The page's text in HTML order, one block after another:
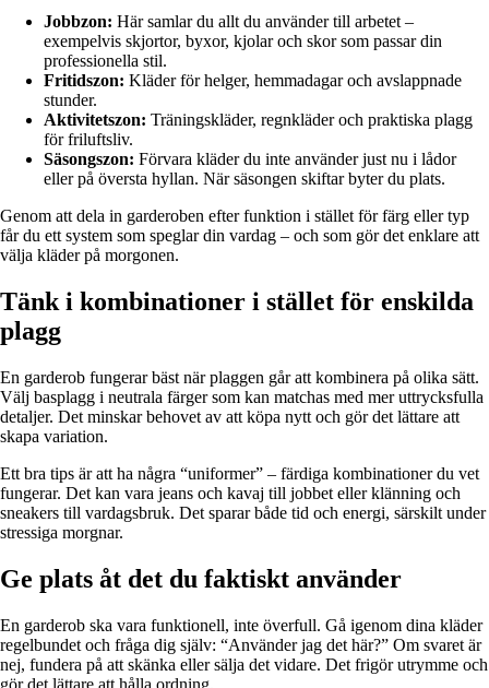
Jobbzon: Här samlar du allt du använder till arbetet –
exempelvis skjortor, byxor, kjolar och skor som passar din
professionella stil.
Fritidszon: Kläder för helger, hemmadagar och avslappnade
stunder.
Aktivitetszon: Träningskläder, regnkläder och praktiska plagg
för friluftsliv.
Säsongszon: Förvara kläder du inte använder just nu i lådor
eller på översta hyllan. När säsongen skiftar byter du plats.
Genom att dela in garderoben efter funktion i stället för färg eller typ
får du ett system som speglar din vardag – och som gör det enklare att
välja kläder på morgonen.
Tänk i kombinationer i stället för enskilda
plagg
En garderob fungerar bäst när plaggen går att kombinera på olika sätt.
Välj basplagg i neutrala färger som kan matchas med mer uttrycksfulla
detaljer. Det minskar behovet av att köpa nytt och gör det lättare att
skapa variation.
Ett bra tips är att ha några “uniformer” – färdiga kombinationer du vet
fungerar. Det kan vara jeans och kavaj till jobbet eller klänning och
sneakers till vardagsbruk. Det sparar både tid och energi, särskilt under
stressiga morgnar.
Ge plats åt det du faktiskt använder
En garderob ska vara funktionell, inte överfull. Gå igenom dina kläder
regelbundet och fråga dig själv: “Använder jag det här?” Om svaret är
nej, fundera på att skänka eller sälja det vidare. Det frigör utrymme och
gör det lättare att hålla ordning.